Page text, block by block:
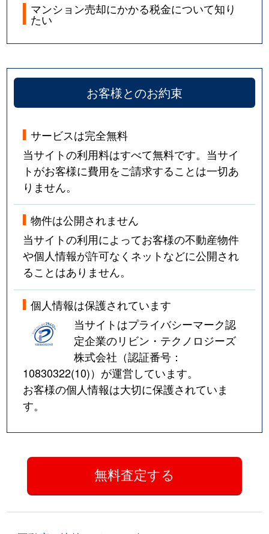
マンション売却にかかる税金について知り
たい
お客様とのお約束
サービスは完全無料
当サイトの利用料はすべて無料です。当サイ
トがお客様に費用をご請求することは一切あ
りません。
物件は公開されません
当サイトの利用によってお客様の不動産物件
や個人情報が許可なくネットなどに公開され
ることはありません。
個人情報は保護されています
当サイトはプライバシーマーク認
定企業のリビン・テクノロジーズ
株式会社（認証番号：
10830322(10)）が運営しています。
お客様の個人情報は大切に保護されていま
す。